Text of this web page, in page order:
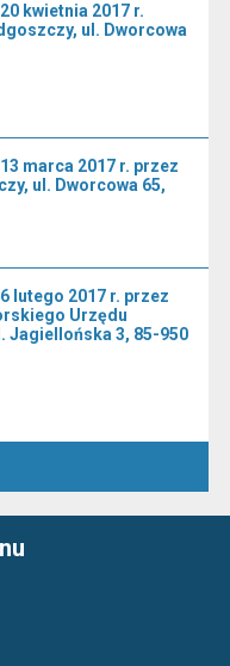
kwietnia 2017 r.
ul. Dworcowa
marca 2017 r. przez
ul. Dworcowa 65,
lutego 2017 r. przez
Urzędu
Jagiellońska 3, 85-950